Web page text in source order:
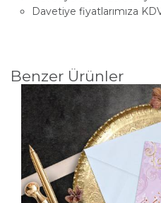
Davetiye fiyatlarımıza
Benzer Ürünler